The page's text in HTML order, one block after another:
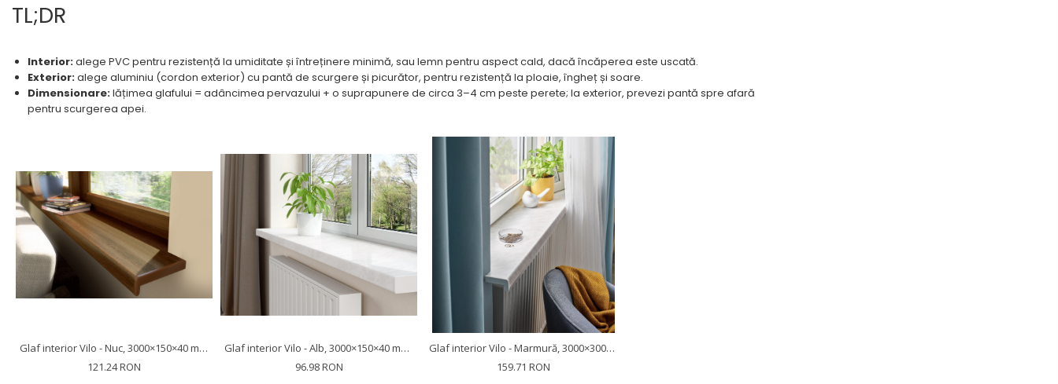
TL;DR
Interior:alege PVC pentru rezistență la umiditate și întreținere minimă, sau lemn pentru aspect cald, dacă încăperea este uscată.
Exterior:alege aluminiu (cordon exterior) cu pantă de scurgere și picurător, pentru rezistență la ploaie, îngheț și soare.
Dimensionare:lățimea glafului = adâncimea pervazului + o suprapunere de circa 3–4 cm peste perete; la exterior, prevezi pantă spre afară
pentru scurgerea apei.
Glaf interior Vilo - Nuc, 3000×150×40 mm, PVC Rigid (0.45 mp)
121.24 RON
Glaf interior Vilo - Alb, 3000×150×40 mm, PVC Rigid (0.45 mp)
96.98 RON
Glaf interior Vilo - Marmură, 3000×300×40 mm, PVC Rigid (1.8 mp)
159.71 RON